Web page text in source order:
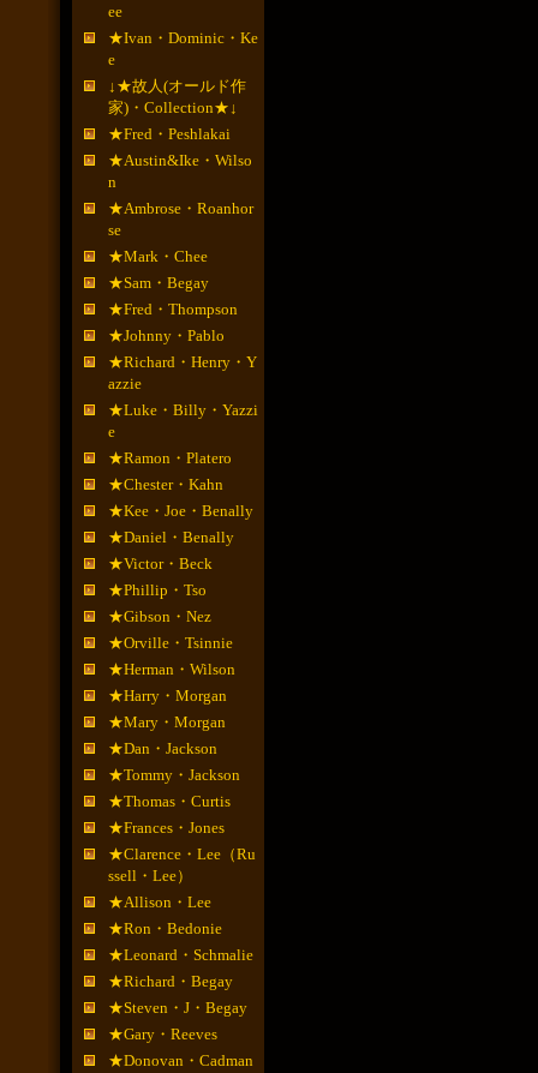
ee
★Ivan・Dominic・Ke
e
↓★故人(オールド作
家)・Collection★↓
★Fred・Peshlakai
★Austin&Ike・Wilso
n
★Ambrose・Roanhor
se
★Mark・Chee
★Sam・Begay
★Fred・Thompson
★Johnny・Pablo
★Richard・Henry・Y
azzie
★Luke・Billy・Yazzi
e
★Ramon・Platero
★Chester・Kahn
★Kee・Joe・Benally
★Daniel・Benally
★Victor・Beck
★Phillip・Tso
★Gibson・Nez
★Orville・Tsinnie
★Herman・Wilson
★Harry・Morgan
★Mary・Morgan
★Dan・Jackson
★Tommy・Jackson
★Thomas・Curtis
★Frances・Jones
★Clarence・Lee（Ru
ssell・Lee）
★Allison・Lee
★Ron・Bedonie
★Leonard・Schmalie
★Richard・Begay
★Steven・J・Begay
★Gary・Reeves
★Donovan・Cadman